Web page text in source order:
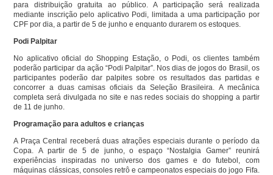
para distribuição gratuita ao público. A participação será realizada
mediante inscrição pelo aplicativo Podi, limitada a uma participação por
CPF por dia, a partir de 5 de junho e enquanto durarem os estoques.
Podi Palpitar
No aplicativo oficial do Shopping Estação, o Podi, os clientes também
poderão participar da ação “Podi Palpitar”. Nos dias de jogos do Brasil, os
participantes poderão dar palpites sobre os resultados das partidas e
concorrer a duas camisas oficiais da Seleção Brasileira. A mecânica
completa será divulgada no site e nas redes sociais do shopping a partir
de 11 de junho.
Programação para adultos e crianças
A Praça Central receberá duas atrações especiais durante o período da
Copa. A partir de 5 de junho, o espaço “Nostalgia Gamer” reunirá
experiências inspiradas no universo dos games e do futebol, com
máquinas clássicas, consoles retrô e campeonatos especiais do jogo Fifa.